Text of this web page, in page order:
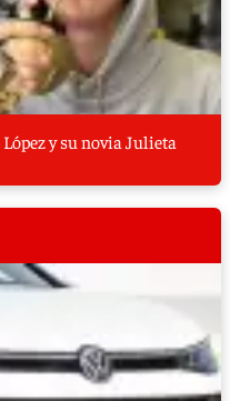
y su novia Julieta